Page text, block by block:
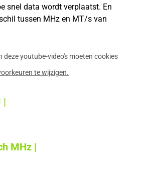
snel data wordt verplaatst. En
tussen MHz en MT/s van
deze youtube-video's moeten cookies
te wijzigen.
|
MHz |